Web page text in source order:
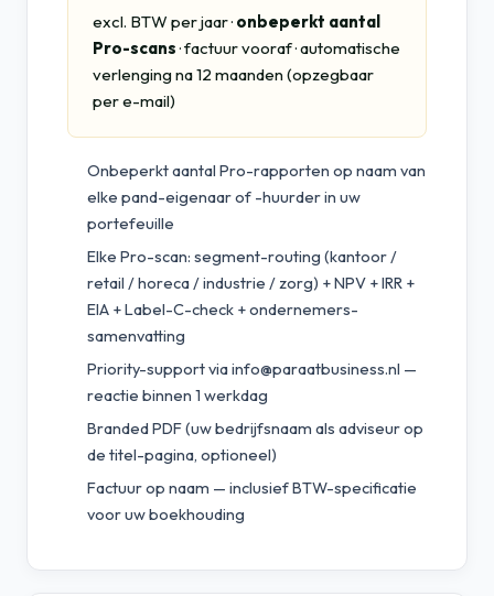
excl. BTW per jaar · onbeperkt aantal
Pro-scans· factuur vooraf · automatische
verlenging na 12 maanden (opzegbaar
per e-mail)
Onbeperkt aantal Pro-rapporten op naam van
elke pand-eigenaar of -huurder in uw
portefeuille
Elke Pro-scan: segment-routing (kantoor /
retail / horeca / industrie / zorg) + NPV + IRR +
EIA + Label-C-check + ondernemers-
samenvatting
Priority-support viainfo@paraatbusiness.nl —
reactie binnen 1 werkdag
Branded PDF (uw bedrijfsnaam als adviseur op
de titel-pagina, optioneel)
Factuur op naam — inclusief BTW-specificatie
voor uw boekhouding